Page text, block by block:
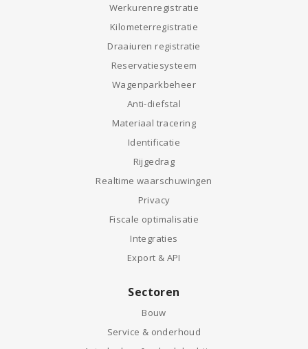
Werkurenregistratie
Kilometerregistratie
Draaiuren registratie
Reservatiesysteem
Wagenparkbeheer
Anti-diefstal
Materiaal tracering
Identificatie
Rijgedrag
Realtime waarschuwingen
Privacy
Fiscale optimalisatie
Integraties
Export & API
Sectoren
Bouw
Service & onderhoud